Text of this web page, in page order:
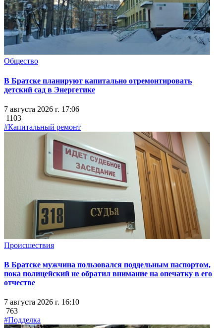
Общество
В Братске планируют капитально отремонтировать
детский сад в Энергетике
7 августа 2026 г. 17:06
1103
#Капитальный ремонт
Происшествия
В Братске мужчина пользовался поддельным паспортом,
пока полицейский не обратил внимание на опечатку в его
отчестве
7 августа 2026 г. 16:10
763
#Подделка